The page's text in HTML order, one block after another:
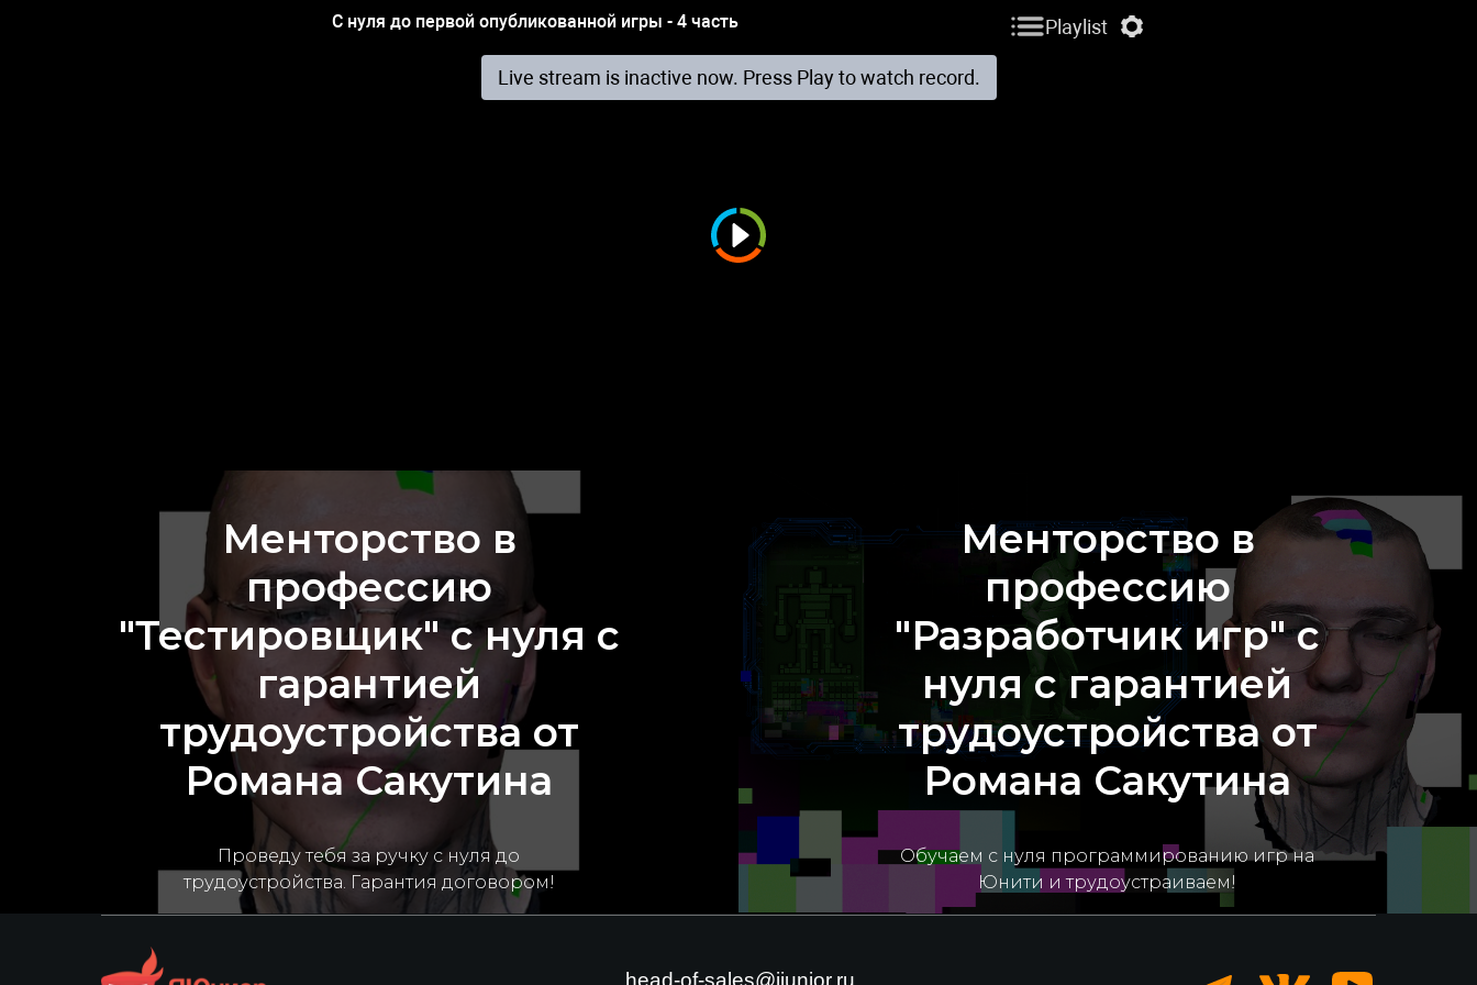
Менторство в
профессию
"Тестировщик" с нуля с
гарантией
трудоустройства от
Романа Сакутина
Проведу тебя за ручку с нуля до
трудоустройства. Гарантия договором!
Менторство в
профессию
"Разработчик игр" с
нуля с гарантией
трудоустройства от
Романа Сакутина
Обучаем с нуля программированию игр на
Юнити и трудоустраиваем!
head-of-sales@ijunior.ru